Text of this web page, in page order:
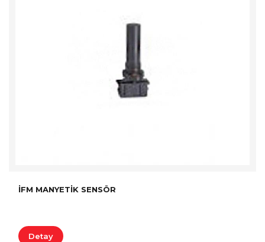
İFM MANYETIK SENSÖR
Detay